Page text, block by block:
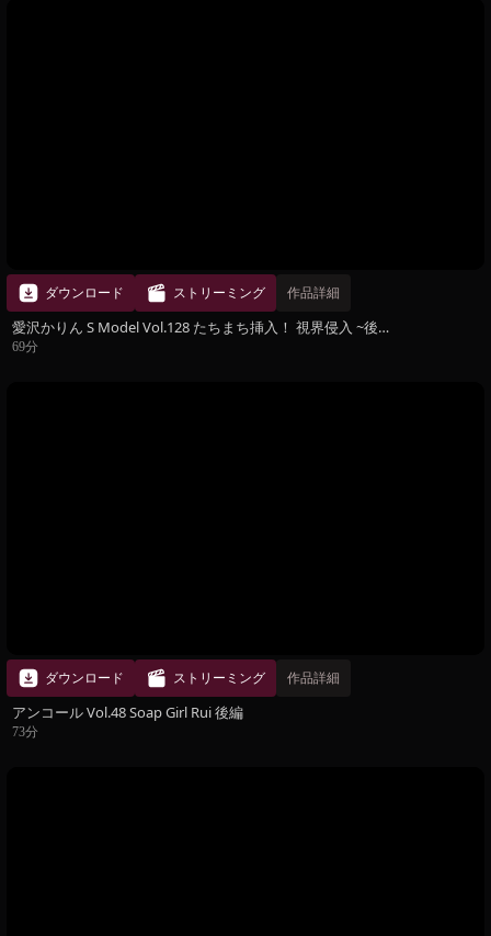
ダウンロード ストリーミング 作品詳細
愛沢かりん S Model Vol.128 たちまち挿入！ 視界侵入 ~後向いてたら入ってきた~ 後編
69分
ダウンロード ストリーミング 作品詳細
アンコール Vol.48 Soap Girl Rui 後編
73分